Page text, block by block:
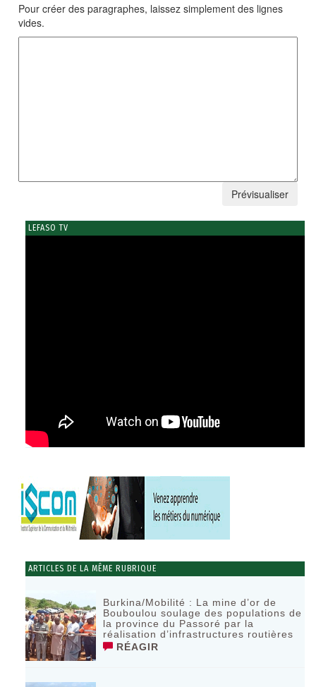
Pour créer des paragraphes, laissez simplement des lignes
vides.
LEFASO TV
ARTICLES DE LA MÊME RUBRIQUE
Burkina/Mobilité : La mine d’or de
Bouboulou soulage des populations de
la province du Passoré par la
réalisation d’infrastructures routières
RÉAGIR